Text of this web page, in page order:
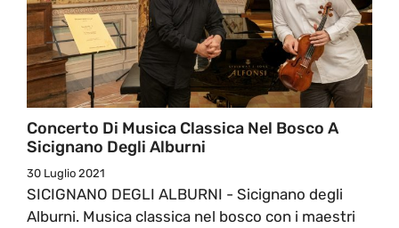
Concerto Di Musica Classica Nel Bosco A
Sicignano Degli Alburni
30 Luglio 2021
SICIGNANO DEGLI ALBURNI - Sicignano degli
Alburni. Musica classica nel bosco con i maestri